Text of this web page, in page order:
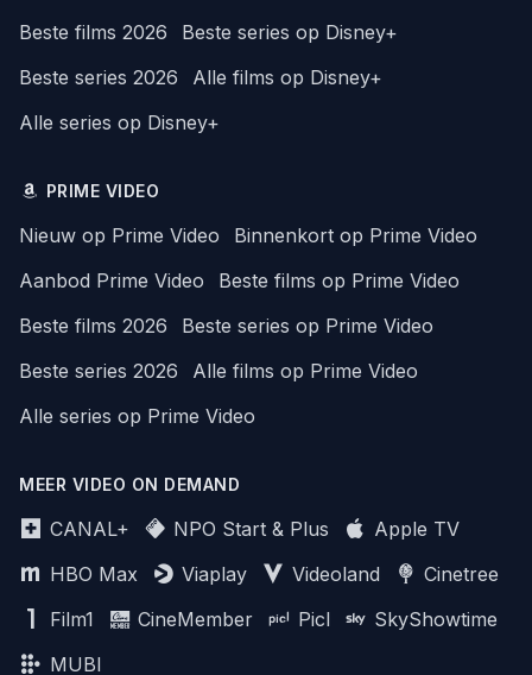
Beste films 2026
Beste series op Disney+
Beste series 2026
Alle films op Disney+
Alle series op Disney+
PRIME VIDEO
Nieuw op Prime Video
Binnenkort op Prime Video
Aanbod Prime Video
Beste films op Prime Video
Beste films 2026
Beste series op Prime Video
Beste series 2026
Alle films op Prime Video
Alle series op Prime Video
MEER VIDEO ON DEMAND
CANAL+ NPO Start & Plus
Apple TV
HBO Max
Viaplay Videoland
Cinetree
Film1
CineMember Picl
SkyShowtime
MUBI